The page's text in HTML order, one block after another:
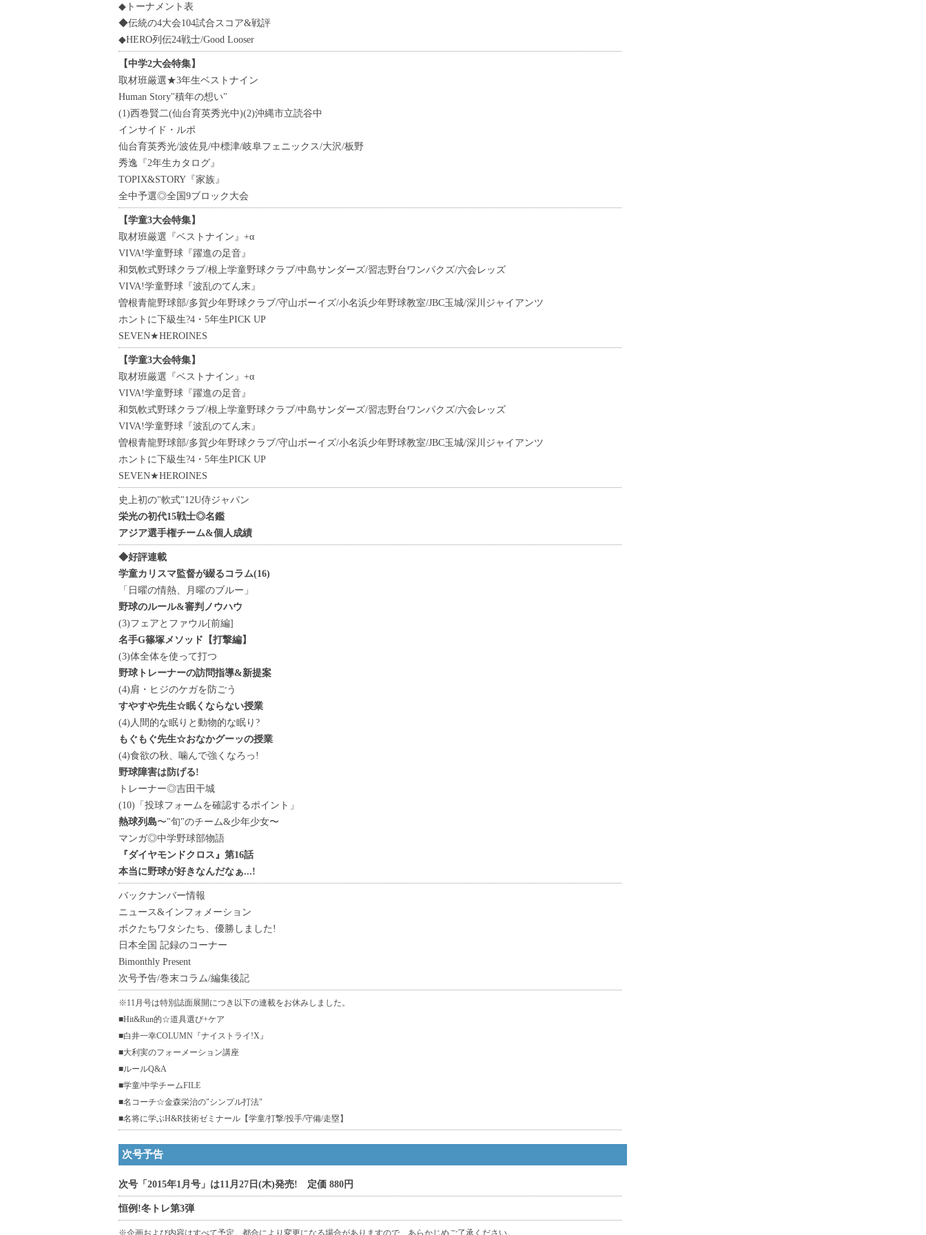
◆トーナメント表
◆伝統の4大会104試合スコア&戦評
◆HERO列伝24戦士/Good Looser
【中学2大会特集】
取材班厳選★3年生ベストナイン
Human Story"積年の想い"
(1)西巻賢二(仙台育英秀光中)(2)沖縄市立読谷中
インサイド・ルポ
仙台育英秀光/波佐見/中標津/岐阜フェニックス/大沢/板野
秀逸『2年生カタログ』
TOPIX&STORY『家族』
全中予選◎全国9ブロック大会
【学童3大会特集】
取材班厳選『ベストナイン』+α
VIVA!学童野球『躍進の足音』
和気軟式野球クラブ/根上学童野球クラブ/中島サンダーズ/習志野台ワンパクズ/六会レッズ
VIVA!学童野球『波乱のてん末』
曽根青龍野球部/多賀少年野球クラブ/守山ボーイズ/小名浜少年野球教室/JBC玉城/深川ジャイアンツ
ホントに下級生?4・5年生PICK UP
SEVEN★HEROINES
【学童3大会特集】
取材班厳選『ベストナイン』+α
VIVA!学童野球『躍進の足音』
和気軟式野球クラブ/根上学童野球クラブ/中島サンダーズ/習志野台ワンパクズ/六会レッズ
VIVA!学童野球『波乱のてん末』
曽根青龍野球部/多賀少年野球クラブ/守山ボーイズ/小名浜少年野球教室/JBC玉城/深川ジャイアンツ
ホントに下級生?4・5年生PICK UP
SEVEN★HEROINES
史上初の"軟式"12U侍ジャパン
栄光の初代15戦士◎名鑑
アジア選手権チーム&個人成績
◆好評連載
学童カリスマ監督が綴るコラム(16)
「日曜の情熱、月曜のブルー」
野球のルール&審判ノウハウ
(3)フェアとファウル[前編]
名手G篠塚メソッド【打撃編】
(3)体全体を使って打つ
野球トレーナーの訪問指導&新提案
(4)肩・ヒジのケガを防ごう
すやすや先生☆眠くならない授業
(4)人間的な眠りと動物的な眠り?
もぐもぐ先生☆おなかグーッの授業
(4)食欲の秋、噛んで強くなろっ!
野球障害は防げる!
トレーナー◎吉田干城
(10)「投球フォームを確認するポイント」
熱球列島〜"旬"のチーム&少年少女〜
マンガ◎中学野球部物語
『ダイヤモンドクロス』第16話
本当に野球が好きなんだなぁ...!
バックナンバー情報
ニュース&インフォメーション
ボクたちワタシたち、優勝しました!
日本全国 記録のコーナー
Bimonthly Present
次号予告/巻末コラム/編集後記
※11月号は特別誌面展開につき以下の連載をお休みしました。
■Hit&Run的☆道具選び+ケア
■白井一幸COLUMN『ナイストライ!X』
■大利実のフォーメーション講座
■ルールQ&A
■学童/中学チームFILE
■名コーチ☆金森栄治の"シンプル打法"
■名将に学ぶH&R技術ゼミナール【学童/打撃/投手/守備/走塁】
次号予告
次号「2015年1月号」は11月27日(木)発売! 定価 880円
恒例!冬トレ第3弾
※企画および内容はすべて予定。都合により変更になる場合がありますので、あらかじめご了承ください。